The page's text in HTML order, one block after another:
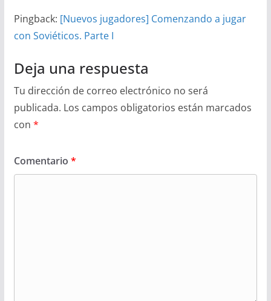
Pingback: [Nuevos jugadores] Comenzando a jugar
con Soviéticos. Parte I
Deja una respuesta
Tu dirección de correo electrónico no será
publicada. Los campos obligatorios están marcados
con *
Comentario *